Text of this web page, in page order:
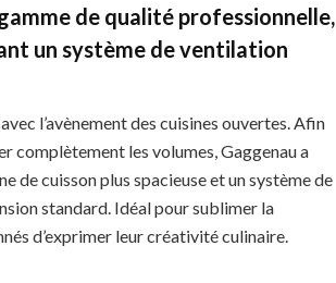
de qualité professionnelle,
un système de ventilation
l’avènement des cuisines ouvertes. Afin
complètement les volumes, Gaggenau a
de cuisson plus spacieuse et un système de
standard. Idéal pour sublimer la
d’exprimer leur créativité culinaire.